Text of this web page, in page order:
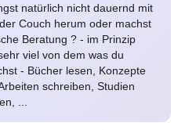
natürlich nicht dauernd mit
Couch herum oder machst
Beratung ? - im Prinzip
viel von dem was du
- Bücher lesen, Konzepte
schreiben, Studien
...